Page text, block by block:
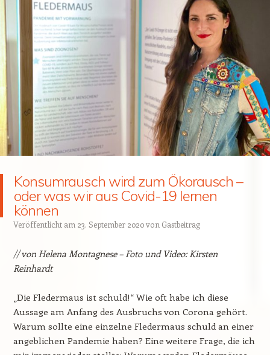
Konsumrausch wird zum Ökorausch –
oder was wir aus Covid-19 lernen
können
Veröffentlicht am 23. September 2020von Gastbeitrag
// von Helena Montagnese – Foto und Video: Kirsten
Reinhardt
„Die Fledermaus ist schuld!“ Wie oft habe ich diese
Aussage am Anfang des Ausbruchs von Corona gehört.
Warum sollte eine einzelne Fledermaus schuld an einer
angeblichen Pandemie haben? Eine weitere Frage, die ich